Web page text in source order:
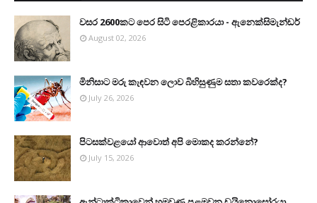
වසර 2600කට පෙර සිටි පෙරළිකාරයා - ඇනෙක්සිමැන්ඩර්
August 02, 2026
මිනිසාට මරු කැඳවන ලොව බිහිසුණුම සතා කවරෙක්ද?
July 26, 2026
පිටසක්වළයෝ ආවොත් අපි මොකද කරන්නේ?
July 15, 2026